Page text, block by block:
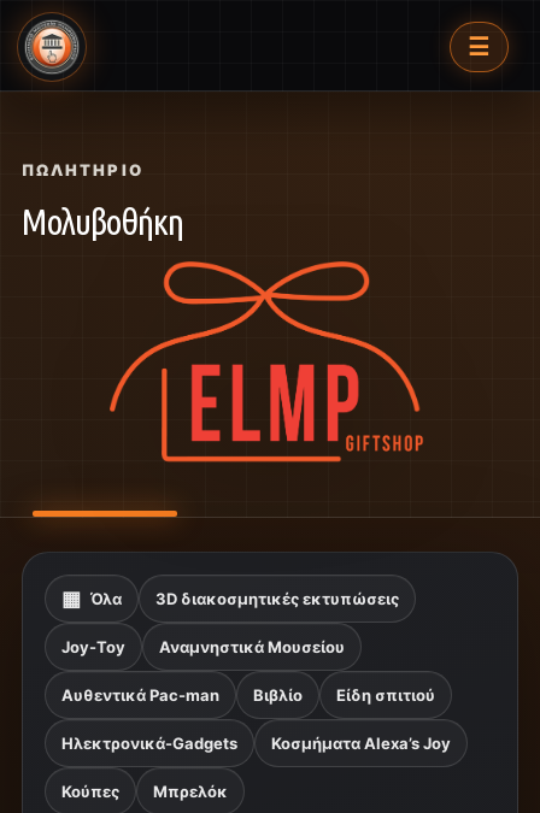
☰
ΠΩΛΗΤΉΡΙΟ
Μολυβοθήκη
▦ Όλα 3D διακοσμητικές εκτυπώσεις
Joy-Toy Αναμνηστικά Μουσείου
Αυθεντικά Pac-man Βιβλίο Είδη σπιτιού
Ηλεκτρονικά-Gadgets Κοσμήματα Alexa’s Joy
Κούπες Μπρελόκ